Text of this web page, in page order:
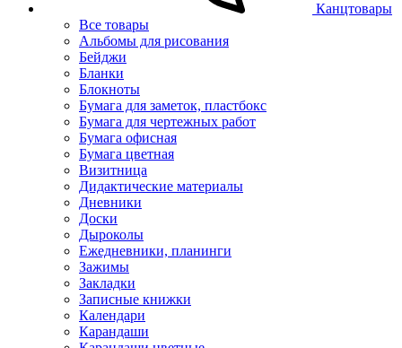
Канцтовары
Все товары
Альбомы для рисования
Бейджи
Бланки
Блокноты
Бумага для заметок, пластбокс
Бумага для чертежных работ
Бумага офисная
Бумага цветная
Визитница
Дидактические материалы
Дневники
Доски
Дыроколы
Ежедневники, планинги
Зажимы
Закладки
Записные книжки
Календари
Карандаши